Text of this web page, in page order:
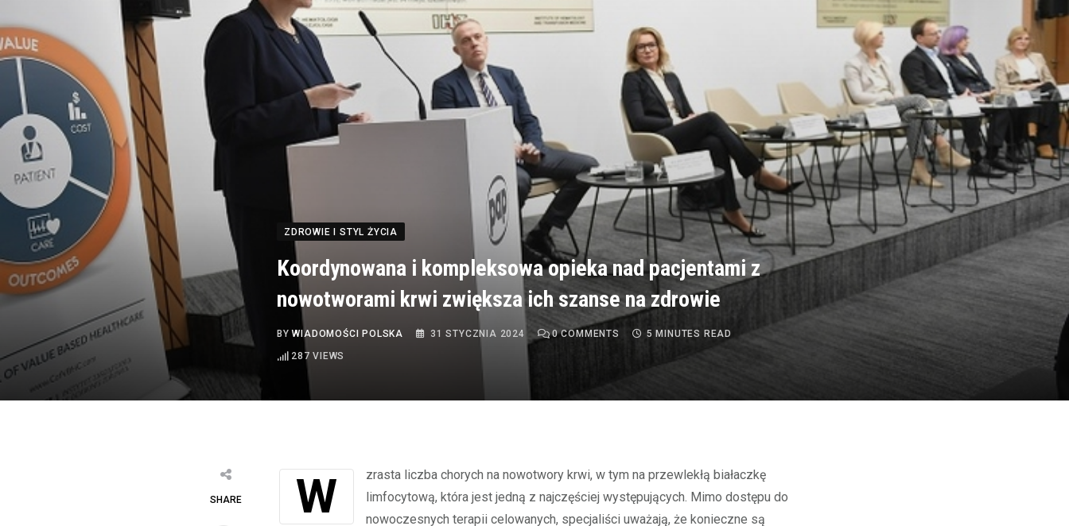
ZDROWIE I STYL ŻYCIA
Koordynowana i kompleksowa opieka nad pacjentami z
nowotworami krwi zwiększa ich szanse na zdrowie
BYWIADOMOŚCI POLSKA 31 STYCZNIA 2024 0COMMENTS
5 MINUTES READ
287 VIEWS
SHARE Wzrasta liczba chorych na nowotwory krwi, w tym na przewlekłą białaczkę
limfocytową, która jest jedną z najczęściej występujących. Mimo dostępu do
nowoczesnych terapii celowanych, specjaliści uważają, że konieczne są